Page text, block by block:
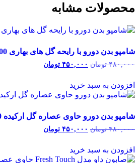
محصولات مشابه
شامپو بدن دورو با رایحه گل های بهاری 500 میلی لیتر
۴۸۰,۰۰۰ تومان قیمت
بود.
۴۵۰,۰۰۰ تومان
افزودن به سبد خرید
شامپو بدن دورو حاوی عصاره گل ارکیده 450 میلی لیتر
۴۸۰,۰۰۰ تومان قیمت
بود.
۴۵۰,۰۰۰ تومان
افزودن به سبد خرید